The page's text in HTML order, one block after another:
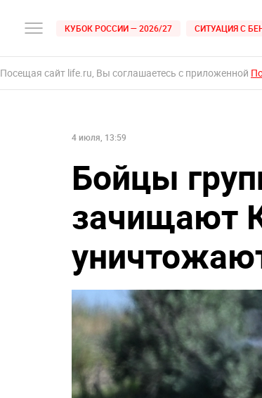
КУБОК РОССИИ — 2026/27 СИТУАЦИЯ С
Посещая сайт life.ru, Вы соглашаетесь с приложенной
4 июля, 13:59
Бойцы
зачищают